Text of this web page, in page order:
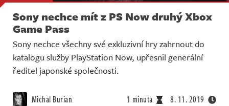
Sony nechce mít z PS Now druhý Xbox
Game Pass
Sony nechce všechny své exkluzivní hry zahrnout do
katalogu služby PlayStation Now, upřesnil generální
ředitel japonské společnosti.
Michal Burian 1 minuta 8. 11. 2019